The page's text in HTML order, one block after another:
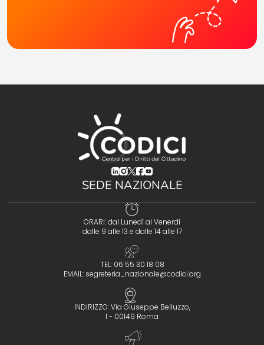
(opens in a new tab)
(opens in a new tab)
(opens in a new tab)
(opens in a new tab)
(opens in a new tab)
SEDE NAZIONALE
ORARI: dal Lunedì al Venerdì
dalle 9 alle 13 e dalle 14 alle 17
TEL: 06 55 30 18 08
EMAIL: segreteria_nazionale@codici.org
INDIRIZZO: Via Giuseppe Belluzzo,
1 - 00149 Roma